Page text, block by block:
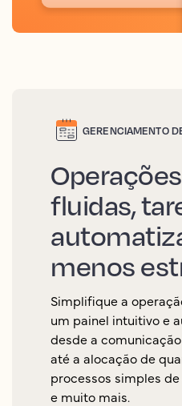
GERENCIAMENTO
fluidas,
menos
Simplifique a
um painel intuitivo e
desde a
até a alocação de
processos simples
e muito mais.